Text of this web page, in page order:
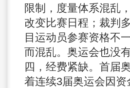
限制，度量体系混乱
改变比赛日程；裁判
目运动员参赛资格不
而混乱。奥运会也没
四，经费紧缺。首届
着连续3届奥运会因